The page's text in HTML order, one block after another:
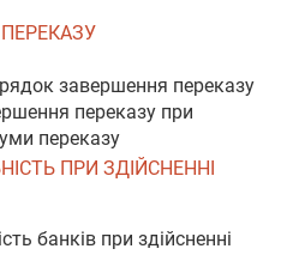
завершення переказу
переказу при
переказу
ПРИ ЗДІЙСНЕННІ
банків при здійсненні